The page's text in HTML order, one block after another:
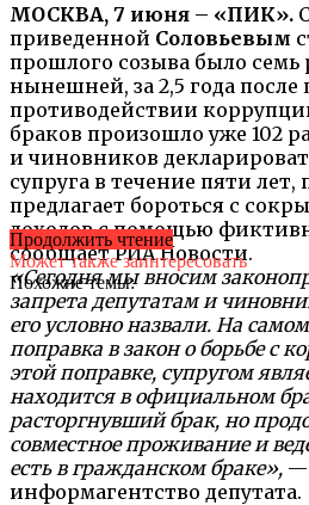
МОСКВА, 7 июня – «ПИК».
приведенной Соловьевым
прошлого созыва было семь
нынешней, за 2,5 года после
противодействии
браков произошло уже 102
и чиновников
супруга в течение пяти
предлагает бороться с
доходов с помощью
сообщает РИА Новости.
«Сегодня мы вносим
запрета депутатам и
его условно назвали. На
поправка в закон о борьбе с
этой поправке, супругом
находится в официальном
расторгнувший брак, но
совместное проживание и
есть в гражданском браке», —
информагентство депутата.
Продолжить чтение
Может также заинтересовать
Похожие темы: